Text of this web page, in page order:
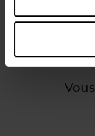
Avis client